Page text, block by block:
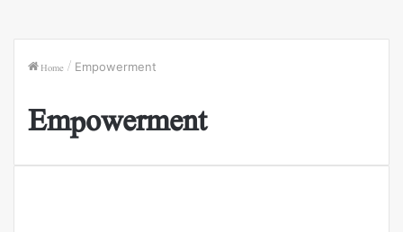
Home / Empowerment
Empowerment